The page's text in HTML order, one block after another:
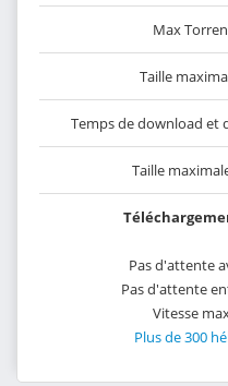
Max
Taille
Temps de download et
Taille
Pas d'attente
Pas d'attente
Vitesse
Plus de 300